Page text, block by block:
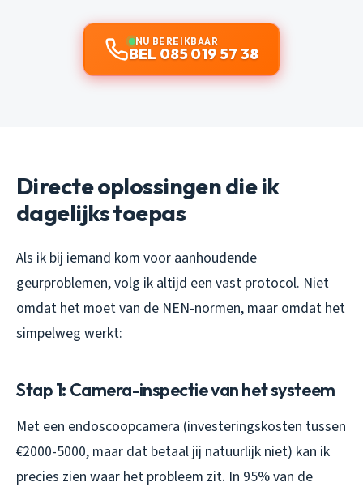
NU BEREIKBAAR
BEL 085 019 57 38
Directe oplossingen die ik
dagelijks toepas
Als ik bij iemand kom voor aanhoudende
geurproblemen, volg ik altijd een vast protocol. Niet
omdat het moet van de NEN-normen, maar omdat het
simpelweg werkt:
Stap 1: Camera-inspectie van het systeem
Met een endoscoopcamera (investeringskosten tussen
€2000-5000, maar dat betaal jij natuurlijk niet) kan ik
precies zien waar het probleem zit. In 95% van de